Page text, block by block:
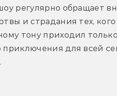
регулярно обращает
и страдания тех, кого
тону приходил
для всей